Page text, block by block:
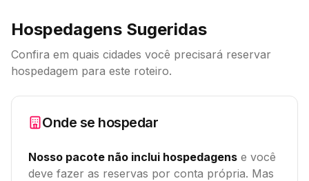
Hospedagens Sugeridas
Confira em quais cidades você precisará reservar
hospedagem para este roteiro.
Onde se hospedar
Nosso pacote não inclui hospedagens e você
deve fazer as reservas por conta própria. Mas